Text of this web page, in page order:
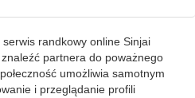
randkowy online Sinjai
partnera do poważnego
umożliwia samotnym
i przeglądanie profili